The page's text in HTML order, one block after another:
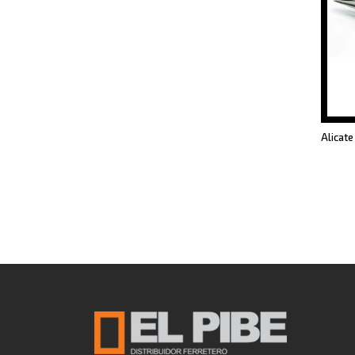
Alicate